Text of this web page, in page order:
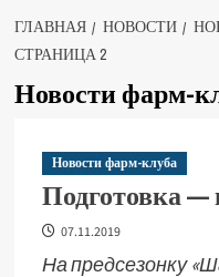
ГЛАВНАЯ НОВОСТИ
СТРАНИЦА 2
Новости фарм-
Новости фарм-клуба
Подготовка —
07.11.2019
На предсезонку